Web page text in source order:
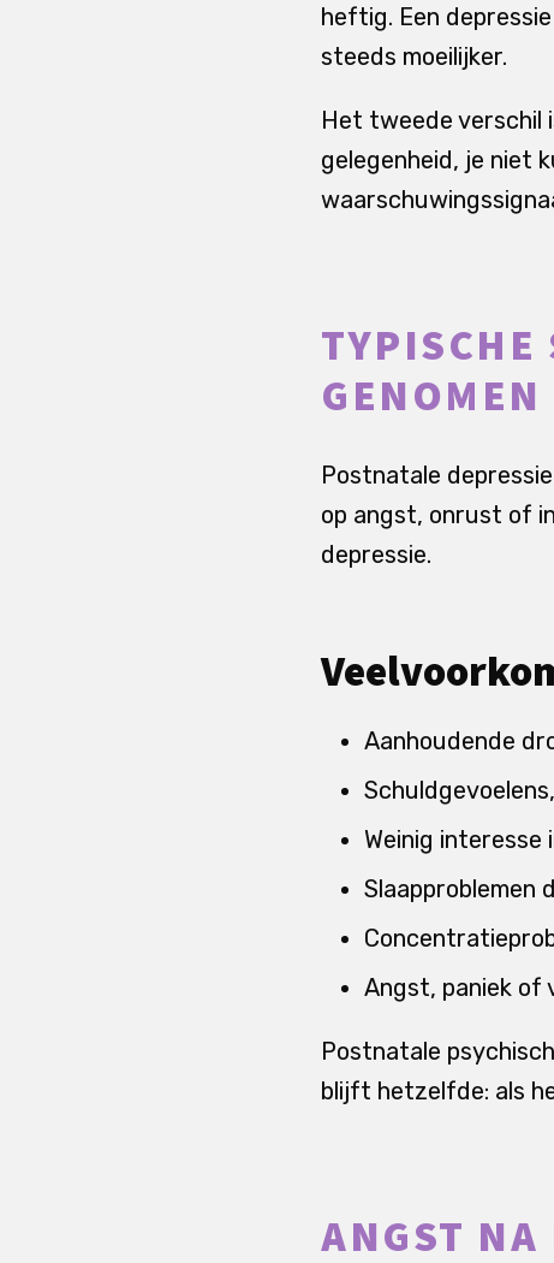
heftig. Een
steeds moeilijker.
Het tweede verschil
gelegenheid, je niet
TYPISCHE
Postnatale
op angst, onrust of
depressie.
Aanhoudende
Weinig interesse
Slaapproblemen
Angst, paniek of
Postnatale
blijft hetzelfde: als
ANGST